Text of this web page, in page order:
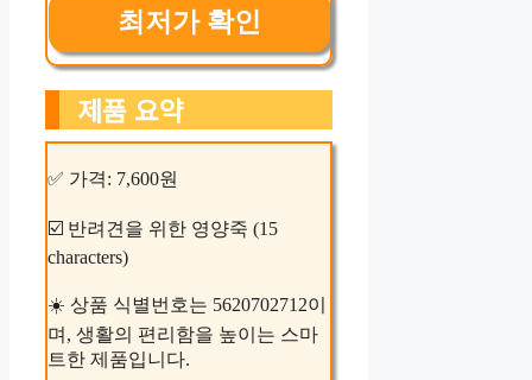
최저가 확인
제품 요약
✅ 가격: 7,600원
☑️ 반려견을 위한 영양죽 (15
characters)
☀️ 상품 식별번호는 5620702712이
며, 생활의 편리함을 높이는 스마
트한 제품입니다.